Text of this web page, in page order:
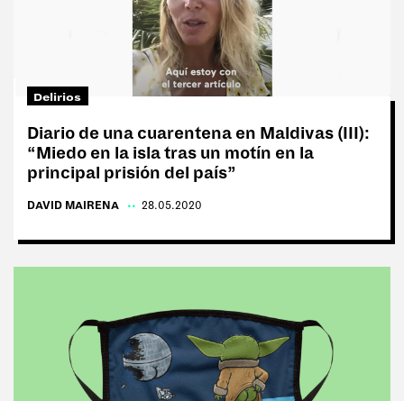
Delirios
Diario de una cuarentena en Maldivas (III):
“Miedo en la isla tras un motín en la
principal prisión del país”
DAVID MAIRENA 28.05.2020